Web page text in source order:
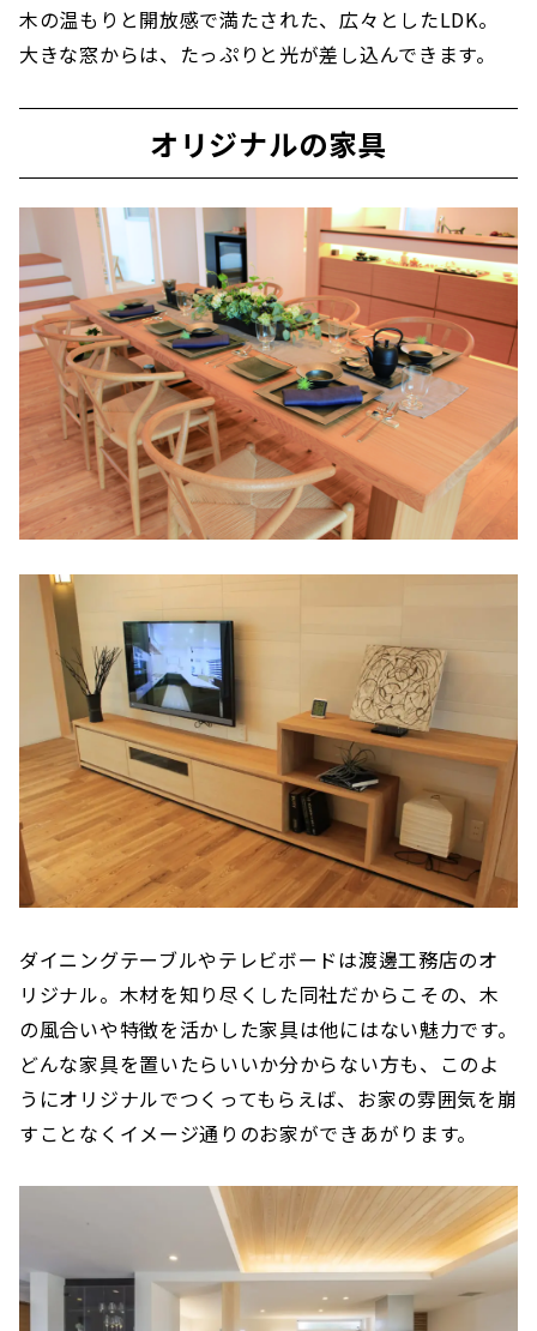
木の温もりと開放感で満たされた、広々としたLDK。
大きな窓からは、たっぷりと光が差し込んできます。
オリジナルの家具
ダイニングテーブルやテレビボードは渡邊工務店のオ
リジナル。木材を知り尽くした同社だからこその、木
の風合いや特徴を活かした家具は他にはない魅力です。
どんな家具を置いたらいいか分からない方も、このよ
うにオリジナルでつくってもらえば、お家の雰囲気を崩
すことなくイメージ通りのお家ができあがります。